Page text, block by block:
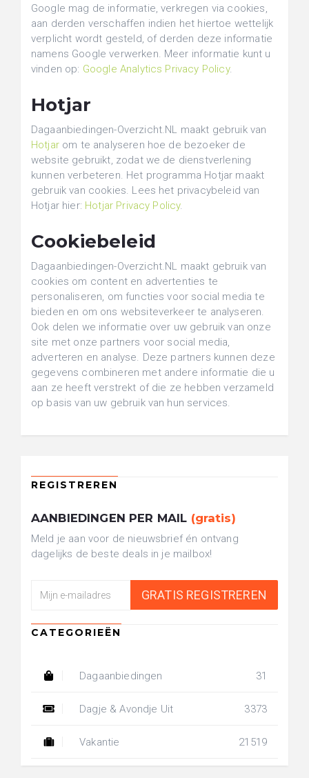
Google mag de informatie, verkregen via cookies,
aan derden verschaffen indien het hiertoe wettelijk
verplicht wordt gesteld, of derden deze informatie
namens Google verwerken. Meer informatie kunt u
vinden op: Google Analytics Privacy Policy.
Hotjar
Dagaanbiedingen-Overzicht.NL maakt gebruik van
Hotjarom te analyseren hoe de bezoeker de
website gebruikt, zodat we de dienstverlening
kunnen verbeteren. Het programma Hotjar maakt
gebruik van cookies. Lees het privacybeleid van
Hotjar hier: Hotjar Privacy Policy.
Cookiebeleid
Dagaanbiedingen-Overzicht.NL maakt gebruik van
cookies om content en advertenties te
personaliseren, om functies voor social media te
bieden en om ons websiteverkeer te analyseren.
Ook delen we informatie over uw gebruik van onze
site met onze partners voor social media,
adverteren en analyse. Deze partners kunnen deze
gegevens combineren met andere informatie die u
aan ze heeft verstrekt of die ze hebben verzameld
op basis van uw gebruik van hun services.
AANBIEDINGEN PER MAIL (gratis)
Meld je aan voor de nieuwsbrief én ontvang
dagelijks de beste deals in je mailbox!
Dagaanbiedingen 31
Dagje & Avondje Uit 3373
Vakantie 21519